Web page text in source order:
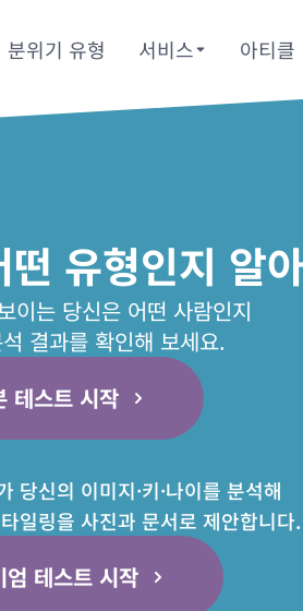
분위기 유형 서비스 아티클
유형인지 알
이는 당신은 어떤 사람인지
결과를 확인해 보세요.
테스트 시작
당신의 이미지·키·나이를 분석해
일링을 사진과 문서로 제안합니다.
엄 테스트 시작